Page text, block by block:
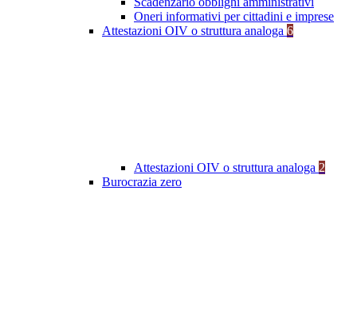
Oneri informativi per cittadini e imprese
Attestazioni OIV o struttura analoga 6
Attestazioni OIV o struttura analoga 2
Burocrazia zero